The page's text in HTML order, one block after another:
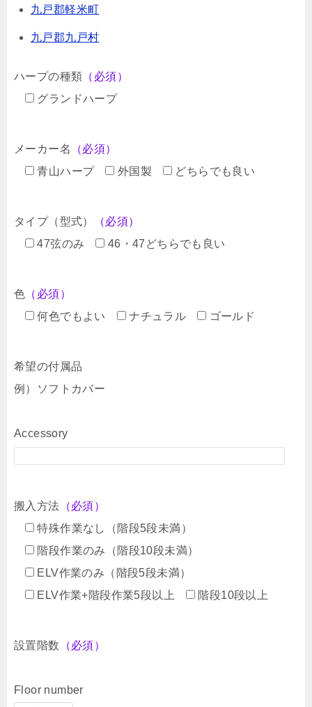
九戸郡軽米町
九戸郡九戸村
ハープの種類 （必須）
グランドハープ
メーカー名
（必須）
青山ハープ
外国製 どちらでも良い
タイプ（型式）
（必須）
47弦のみ
46・47どちらでも良い
色 （必須）
何色でもよい
ナチュラル ゴールド
希望の付属品
例）ソフトカバー
Accessory
搬入方法 （必須）
特殊作業なし（階段5段未満）
階段作業のみ（階段10段未満）
ELV作業のみ（階段5段未満）
ELV作業+階段作業5段以上
階段10段以上
設置階数 （必須）
Floor number